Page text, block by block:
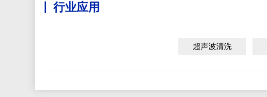
行业应用
超声波清洗